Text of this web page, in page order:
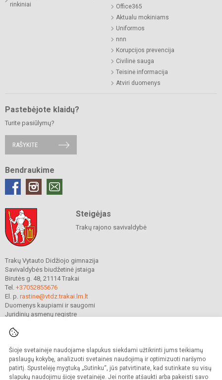
Šioje svetainėje naudojame slapukus siekdami užtikrinti jums teikiamų
paslaugų kokybę, analizuoti svetainės naudojimą ir optimizuoti naršymo
patirtį. Spustelėję mygtuką „Sutinku“, jūs patvirtinate, kad sutinkate su visų
slapukų naudojimu šioje svetainėje. Jei norite atšaukti arba pakeisti savo
rinkiniai
Office365
Aktualu mokiniams
Uniformos
nnn
Korupcijos prevencija
Civilinė sauga
Teisinė informacija
Atviri duomenys
Pastebėjote klaidų?
Turite pasiūlymų?
RAŠYKITE
Bendraukime
Steigėjas
Trakų rajono savivaldybė
Trakų Vytauto Didžiojo gimnazija
Savivaldybės biudžetinė įstaiga
Birutės g. 48, 21114 Trakai
Tel. +37052855676
El. p. rastine@vtdz.trakai.lm.lt
Duomenys kaupiami ir saugomi
Juridinių asmenų registre
© 2021. Trakų Vytauto Didžiojo gimnazija. Visos teisės saugomos.
Kopijuoti turinį be raštiško gimnazijos sutikimo griežtai draudžiama.